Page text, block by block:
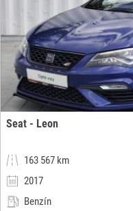
Seat - Leon
163 567 km
2017
Benzín